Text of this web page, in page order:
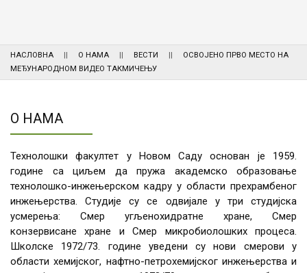
НАСЛОВНА О НАМА ВЕСТИ
ОСВОЈЕНО ПРВО МЕСТО НА
МЕЂУНАРОДНОМ ВИДЕО ТАКМИЧЕЊУ
О НАМА
Технолошки факултет у Новом Саду основан је 1959.
године са циљем да пружа академско образовање
технолошко-инжењерском кадру у области прехрамбеног
инжењерства. Студије су се одвијале у три студијска
усмерења: Смер угљенохидратне хране, Смер
конзервисане хране и Смер микробиолошких процеса.
Школске 1972/73. године уведени су нови смерови у
области хемијског, нафтно-петрохемијског инжењерства и